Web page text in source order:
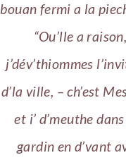
bouan fermi a la
“Ou’lle a
j’dév’thiommes
d’la ville, – ch’est
et i’ d’meuthe
gardin en d’vant